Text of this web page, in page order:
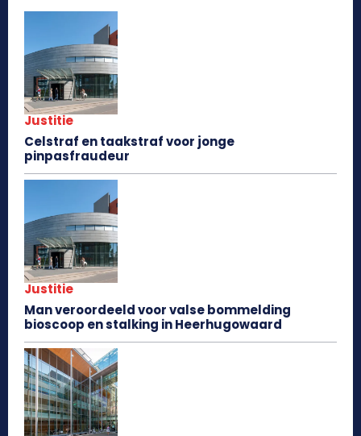
Justitie
Celstraf en taakstraf voor jonge
pinpasfraudeur
Justitie
Man veroordeeld voor valse bommelding
bioscoop en stalking in Heerhugowaard